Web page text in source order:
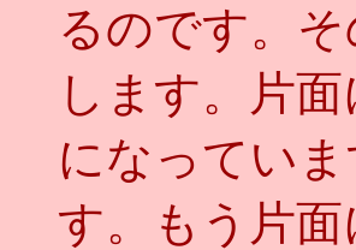
るのです。
します。片
になってい
す。もう片